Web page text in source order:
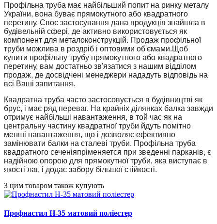
Профільна труба має найбільший попит на ринку металу
України, вона буває прямокутного або квадратного
перетину. Своє застосування дана продукція знайшла в
будівельній сфері, де активно використовується як
компонент для металоконструкцій. Продаж профільної
труби можлива в роздріб і оптовими об'ємами.Щоб
купити профільну трубу прямокутного або квадратного
перетину, вам достатньо зв'язатися з нашим відділом
продаж, де досвідчені менеджери нададуть відповідь на
всі Ваші запитання.
Квадратна труба часто застосовується в будівництві як
брус, і має ряд переваг. На крайніх ділянках балка завжди
отримує найбільші навантаження, в той час як на
центральну частину квадратної труби йдуть помітно
менші навантаження, що і дозволяє ефективно
замінювати балки на сталеві труби. Профільна труба
квадратного сеченіяпріменяется при зведенні парканів, є
надійною опорою для прямокутної труби, яка виступає в
якості лаг, і додає забору більшої стійкості.
З цим товаром також купують
Профнастил H-35 матовий поліестер